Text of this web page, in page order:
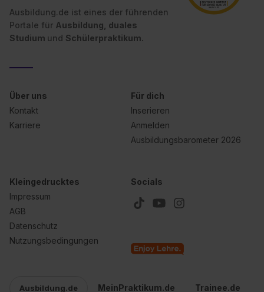
Ausbildung.de ist eines der führenden
Portale für Ausbildung, duales
Studium und Schülerpraktikum.
Über uns
Kontakt
Karriere
Für dich
Inserieren
Anmelden
Ausbildungsbarometer 2026
Kleingedrucktes
Impressum
AGB
Datenschutz
Nutzungsbedingungen
Socials
Ausbildung.de MeinPraktikum.de Trainee.de